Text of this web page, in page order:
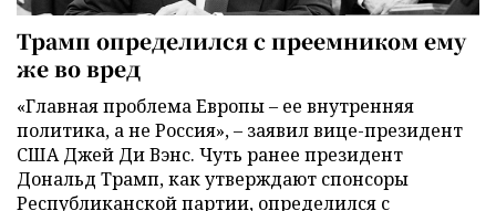
Трамп определился с преемником ему
же во вред
«Главная проблема Европы – ее внутренняя
политика, а не Россия», – заявил вице-президент
США Джей Ди Вэнс. Чуть ранее президент
Дональд Трамп, как утверждают спонсоры
Республиканской партии, определился с